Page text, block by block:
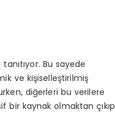
Bu sayede
ve kişiselleştirilmiş
diğerleri bu verilere
bir kaynak olmaktan çıkıp